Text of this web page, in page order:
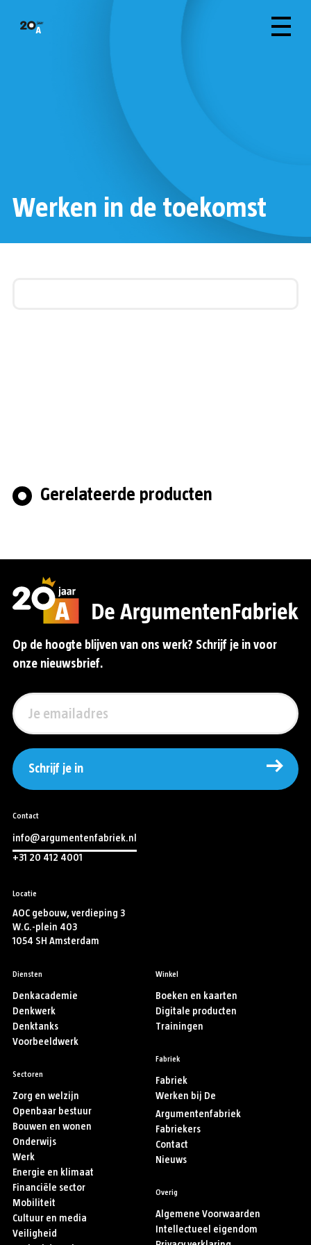
Werken in de toekomst
Gerelateerde producten
Op de hoogte blijven van ons werk? Schrijf je in voor
onze nieuwsbrief.
Schrijf je in
Contact
info@argumentenfabriek.nl
+31 20 412 4001
Locatie
AOC gebouw, verdieping 3
W.G.-plein 403
1054 SH Amsterdam
Diensten
Denkacademie
Denkwerk
Denktanks
Voorbeeldwerk
Sectoren
Zorg en welzijn
Openbaar bestuur
Bouwen en wonen
Onderwijs
Werk
Energie en klimaat
Financiële sector
Mobiliteit
Cultuur en media
Veiligheid
Winkel
Boeken en kaarten
Digitale producten
Trainingen
Fabriek
Fabriek
Werken bij De
Argumentenfabriek
Fabriekers
Contact
Nieuws
Overig
Algemene Voorwaarden
Intellectueel eigendom